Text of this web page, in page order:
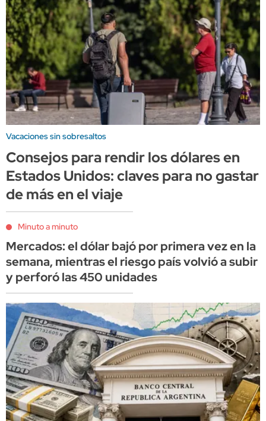
Vacaciones sin sobresaltos
Consejos para rendir los dólares en
Estados Unidos: claves para no gastar
de más en el viaje
Minuto a minuto
Mercados: el dólar bajó por primera vez en la
semana, mientras el riesgo país volvió a subir
y perforó las 450 unidades